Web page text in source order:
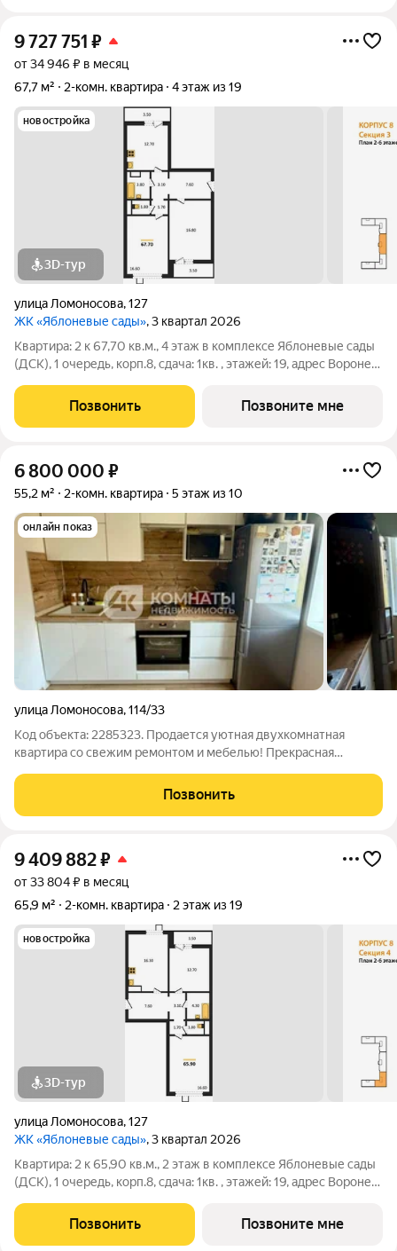
9 727 751 ₽
от 34 946 ₽ в месяц
67,7 м²
2-комн. квартира 4 этаж из 19
новостройка
3D-тур
улица Ломоносова,127
ЖК «Яблоневые сады», 3 квартал 2026
Квартира: 2 к 67,70 кв.м., 4 этаж в комплексе Яблоневые сады
(ДСК), 1 очередь, корп.8, сдача: 1кв. , этажей: 19, адрес Воронеж
Позвонить Позвоните мне
6 800 000 ₽
55,2 м² 2-комн. квартира 5 этаж из 10
онлайн показ
улица Ломоносова,114/33
Код объекта: 2285323. Продается уютная двухкомнатная
квартира со свежим ремонтом и мебелью! Прекрасная
вторая комната - зал (в последствии может быть детской) с
лоджией. Вместительная кухня.
Позвонить
9 409 882₽
от 33 804 ₽ в месяц
65,9 м²
2-комн. квартира 2 этаж из 19
новостройка
3D-тур
улица Ломоносова,127
ЖК «Яблоневые сады», 3 квартал 2026
Квартира: 2 к 65,90 кв.м., 2 этаж в комплексе Яблоневые сады
(ДСК), 1 очередь, корп.8, сдача: 1кв. , этажей: 19, адрес Воронеж
Позвонить Позвоните мне